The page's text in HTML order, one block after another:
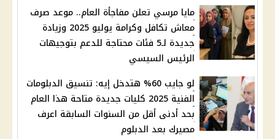
مايا مرسي تعلن مفاجأة العام.. موعد صرف
معاش تكافل وكرامة يوليو 2025 وزيادة
جديدة لـ5 فئات محتاجة للدعم بتوجيهات
الرئيس السيسي
لو جايب 60% هتدخل إيه: تنسيق الدبلومات
الفنية 2025 كليات جديدة متاحة هذا العام
بحد أدنى أقل من السنوات السابقة اعرف
مصيرك بعد الدبلوم